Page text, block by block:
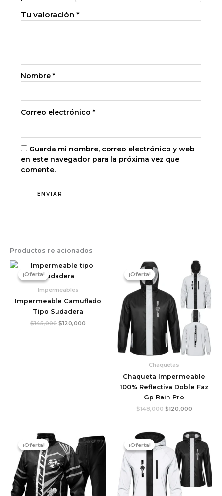
Tu valoración*
Nombre*
Correo electrónico*
Guarda mi nombre, correo electrónico y web
en este navegador para la próxima vez que
comente.
Productos relacionados
¡Oferta!
¡Oferta!
Impermeables
Impermeable Camuflado
Tipo Sudadera
$145,000
El
original
$145,000.
$120,000
El
precio
¡Oferta!
¡Oferta!
Chaquetas
Chaqueta Impermeable
100% Reflectiva Doble Faz
Gp Rain Pro
$148,000
original
$148,000.
$120,000
El
precio
actual
es:
$120,000.
¡Oferta!
¡Oferta!
precio
original
era:
$135,000.
precio
actual
$120,000.
¡Oferta!
¡Oferta!
precio
original
era:
$148,000.
El
precio
actual
es:
$120,000.